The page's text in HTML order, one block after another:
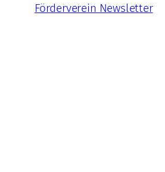
Förderverein Newsletter